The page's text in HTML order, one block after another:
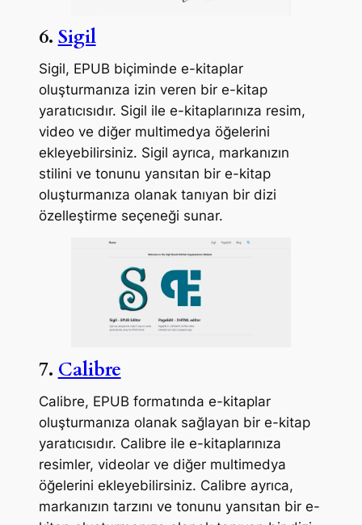
6. Sigil
Sigil, EPUB biçiminde e-kitaplar
oluşturmanıza izin veren bir e-kitap
yaratıcısıdır. Sigil ile e-kitaplarınıza resim,
video ve diğer multimedya öğelerini
ekleyebilirsiniz. Sigil ayrıca, markanızın
stilini ve tonunu yansıtan bir e-kitap
oluşturmanıza olanak tanıyan bir dizi
özelleştirme seçeneği sunar.
7. Calibre
Calibre, EPUB formatında e-kitaplar
oluşturmanıza olanak sağlayan bir e-kitap
yaratıcısıdır. Calibre ile e-kitaplarınıza
resimler, videolar ve diğer multimedya
öğelerini ekleyebilirsiniz. Calibre ayrıca,
markanızın tarzını ve tonunu yansıtan bir e-